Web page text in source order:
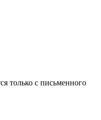
только с письменного